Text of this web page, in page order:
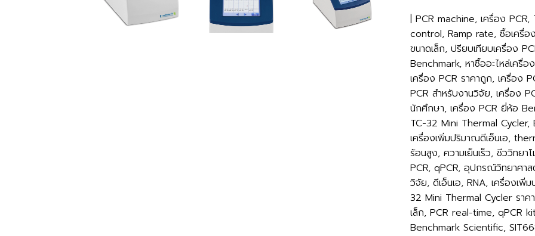
| PCR machine, เครื่อง
control, Ramp rate, ซื้อเครื่อ
ขนาดเล็ก, ปรียบเทียบเครื่อง
Benchmark, หาซื้ออะไหล่เครื่อ
เครื่อง PCR ราคาถูก, เครื่อง
PCR สำหรับงานวิจัย, เครื่อง
นักศึกษา, เครื่อง PCR ยี่ห้อ
TC-32 Mini Thermal
เครื่องเพิ่มปริมาณดีเอ็นเอ,
ร้อนสูง, ความเย็นเร็ว, ชีววิทย
PCR, qPCR, อุปกรณ์วิทยาศา
วิจัย, ดีเอ็นเอ, RNA, เครื่องเ
32 Mini Thermal Cycler ราค
เล็ก, PCR real-time, qPCR
Benchmark Scientific,